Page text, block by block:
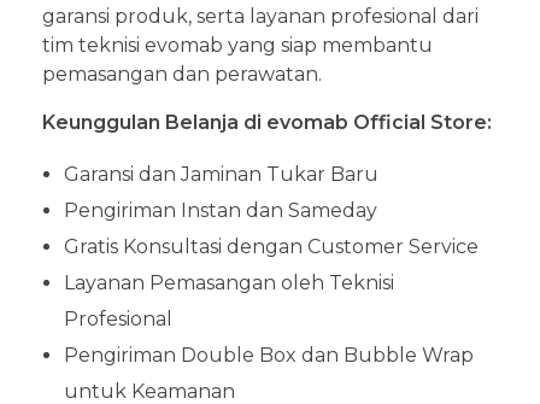
garansi produk, serta layanan profesional dari
tim teknisi evomab yang siap membantu
pemasangan dan perawatan.
Keunggulan Belanja di evomab Official Store:
Garansi dan Jaminan Tukar Baru
Pengiriman Instan dan Sameday
Gratis Konsultasi dengan Customer Service
Layanan Pemasangan oleh Teknisi
Profesional
Pengiriman Double Box dan Bubble Wrap
untuk Keamanan